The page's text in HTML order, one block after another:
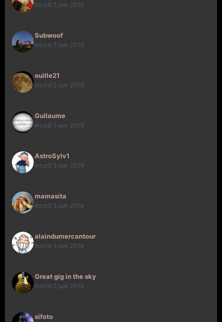
Inscrit 5 juin 2018
Subwoof
Inscrit 5 juin 2018
ouille21
Inscrit 5 juin 2018
Guilaume
Inscrit 5 juin 2018
As troSy lv 1
Inscrit 5 juin 2018
mamasita
Inscrit 5 juin 2018
alaindumercantour
Inscrit 5 juin 2018
Great gig in the sky
Inscrit 5 juin 2018
sifoto